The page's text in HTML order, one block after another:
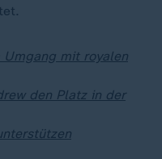
Umgang mit royalen
den Platz in der